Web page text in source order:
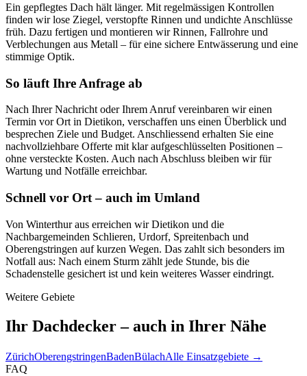
Ein gepflegtes Dach hält länger. Mit regelmässigen Kontrollen
finden wir lose Ziegel, verstopfte Rinnen und undichte Anschlüsse
früh. Dazu fertigen und montieren wir Rinnen, Fallrohre und
Verblechungen aus Metall – für eine sichere Entwässerung und eine
stimmige Optik.
So läuft Ihre Anfrage ab
Nach Ihrer Nachricht oder Ihrem Anruf vereinbaren wir einen
Termin vor Ort in Dietikon, verschaffen uns einen Überblick und
besprechen Ziele und Budget. Anschliessend erhalten Sie eine
nachvollziehbare Offerte mit klar aufgeschlüsselten Positionen –
ohne versteckte Kosten. Auch nach Abschluss bleiben wir für
Wartung und Notfälle erreichbar.
Schnell vor Ort – auch im Umland
Von Winterthur aus erreichen wir Dietikon und die
Nachbargemeinden Schlieren, Urdorf, Spreitenbach und
Oberengstringen auf kurzen Wegen. Das zahlt sich besonders im
Notfall aus: Nach einem Sturm zählt jede Stunde, bis die
Schadenstelle gesichert ist und kein weiteres Wasser eindringt.
Weitere Gebiete
Ihr Dachdecker – auch in Ihrer Nähe
ZürichOberengstringenBadenBülachAlle Einsatzgebiete →
FAQ